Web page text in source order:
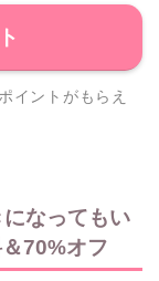
イントがもらえ
なってもい
70%オフ